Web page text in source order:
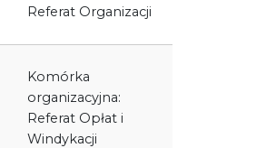
Referat Organizacji
Komórka
organizacyjna:
Referat Opłat i
Windykacji